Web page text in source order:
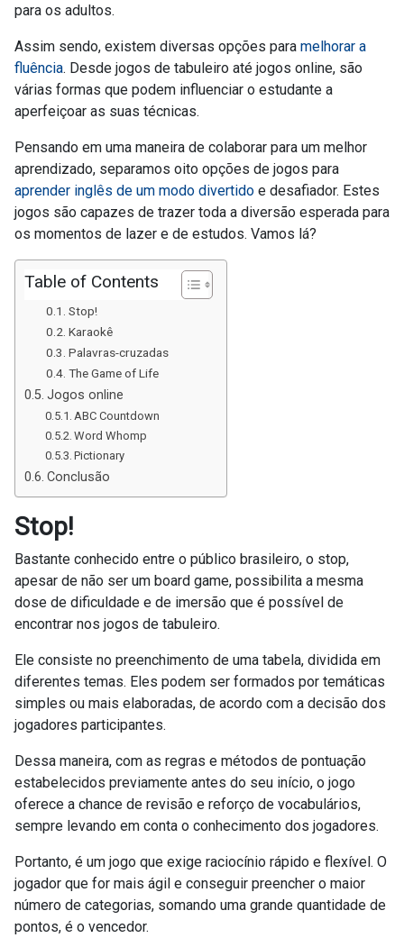
para os adultos.
Assim sendo, existem diversas opções para melhorar a
fluência. Desde jogos de tabuleiro até jogos online, são
várias formas que podem influenciar o estudante a
aperfeiçoar as suas técnicas.
Pensando em uma maneira de colaborar para um melhor
aprendizado, separamos oito opções de jogos para
aprender inglês de um modo divertido e desafiador. Estes
jogos são capazes de trazer toda a diversão esperada para
os momentos de lazer e de estudos. Vamos lá?
Table of Contents
Stop!
Karaokê
Palavras-cruzadas
The Game of Life
Jogos online
ABC Countdown
Word Whomp
Pictionary
Conclusão
Stop!
Bastante conhecido entre o público brasileiro, o stop,
apesar de não ser um board game, possibilita a mesma
dose de dificuldade e de imersão que é possível de
encontrar nos jogos de tabuleiro.
Ele consiste no preenchimento de uma tabela, dividida em
diferentes temas. Eles podem ser formados por temáticas
simples ou mais elaboradas, de acordo com a decisão dos
jogadores participantes.
Dessa maneira, com as regras e métodos de pontuação
estabelecidos previamente antes do seu início, o jogo
oferece a chance de revisão e reforço de vocabulários,
sempre levando em conta o conhecimento dos jogadores.
Portanto, é um jogo que exige raciocínio rápido e flexível. O
jogador que for mais ágil e conseguir preencher o maior
número de categorias, somando uma grande quantidade de
pontos, é o vencedor.